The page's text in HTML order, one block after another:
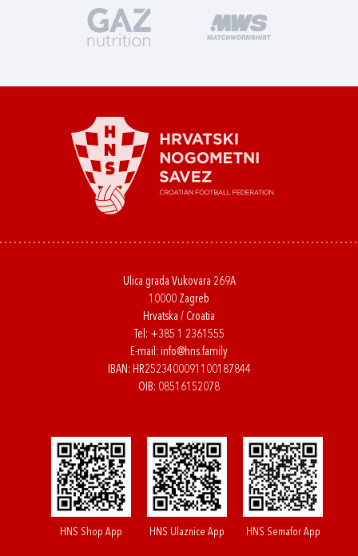
Ulica grada Vukovara 269A
10000 Zagreb
Hrvatska / Croatia
Tel: +385 1 2361555
E-mail: info@hns.family
IBAN: HR2523400091100187844
OIB: 08516152078
HNS Shop App HNS Ulaznice App HNS Semafor App